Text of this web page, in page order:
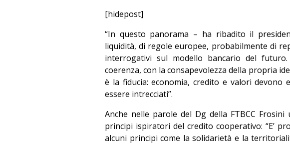
[hidepost]
“In questo panorama – ha ribadito il
liquidità, di regole europee, probabilmente di
interrogativi sul modello bancario del
coerenza, con la consapevolezza della propria
è la fiducia: economia, credito e valori devono
essere intrecciati”.
Anche nelle parole del Dg della FTBCC
principi ispiratori del credito cooperativo: “E’
alcuni principi come la solidarietà e la